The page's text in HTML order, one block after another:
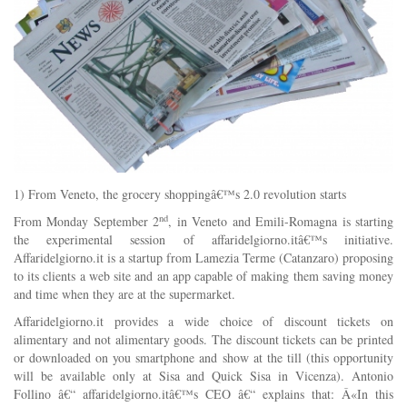
1) From Veneto, the grocery shoppingâ€™s 2.0 revolution starts
From Monday September 2nd, in Veneto and Emili-Romagna is starting
the experimental session of affaridelgiorno.itâ€™s initiative.
Affaridelgiorno.it is a startup from Lamezia Terme (Catanzaro) proposing
to its clients a web site and an app capable of making them saving money
and time when they are at the supermarket.
Affaridelgiorno.it provides a wide choice of discount tickets on
alimentary and not alimentary goods. The discount tickets can be printed
or downloaded on you smartphone and show at the till (this opportunity
will be available only at Sisa and Quick Sisa in Vicenza). Antonio
Follino â€“ affaridelgiorno.itâ€™s CEO â€“ explains that: Â«In this